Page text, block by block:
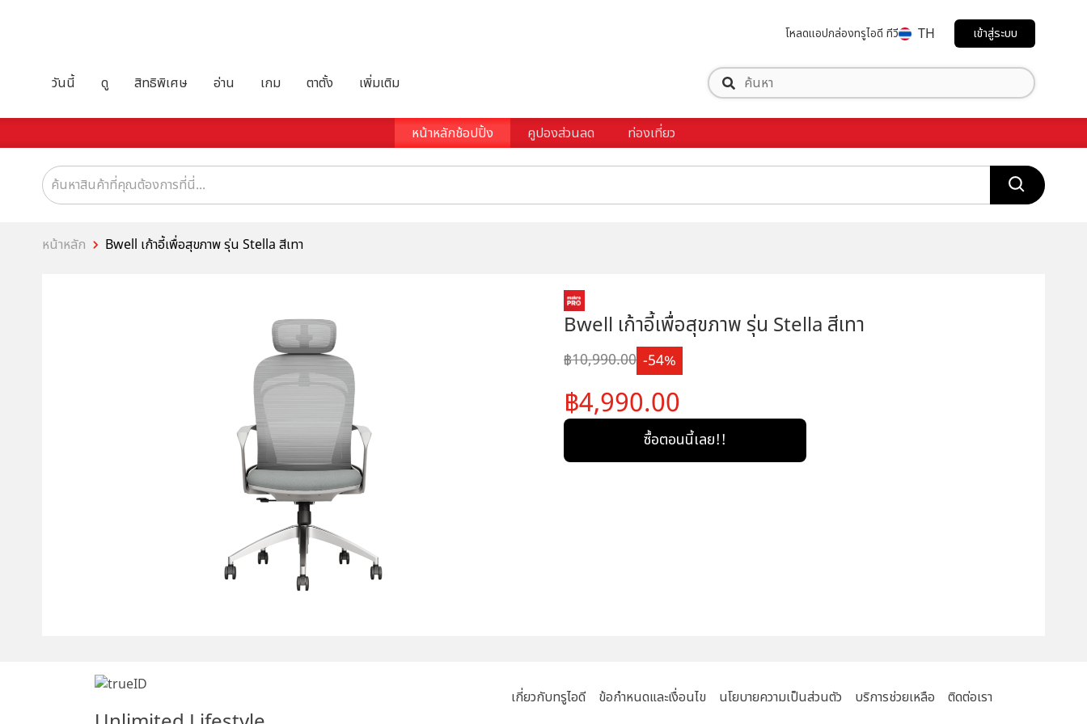
โหลดแอปกล่องทรูไอดี ทีวี TH เข้าสู่ระบบ
วันนี้ ดู สิทธิพิเศษ อ่าน เกม ตาตั้ง เพิ่มเติม
หน้าหลักช้อปปิ้ง คูปองส่วนลด ท่องเที่ยว
หน้าหลัก Bwell เก้าอี้เพื่อสุขภาพ รุ่น Stella สีเทา
Bwell เก้าอี้เพื่อสุขภาพ รุ่น Stella สีเทา
10,990.00 54
4,990.00
ซื้อตอนนี้เลย!!
เกี่ยวกับทรูไอดี ข้อกำหนดและเงื่อนไข นโยบายความเป็นส่วนตัว บริการช่วยเหลือ ติดต่อเรา